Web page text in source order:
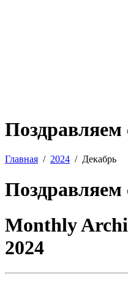
Поздравляем
Главная 2024 Декабрь
Поздравляем
Monthly
2024